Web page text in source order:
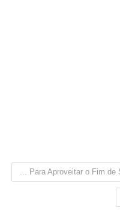
... Para Aproveitar o Fim de